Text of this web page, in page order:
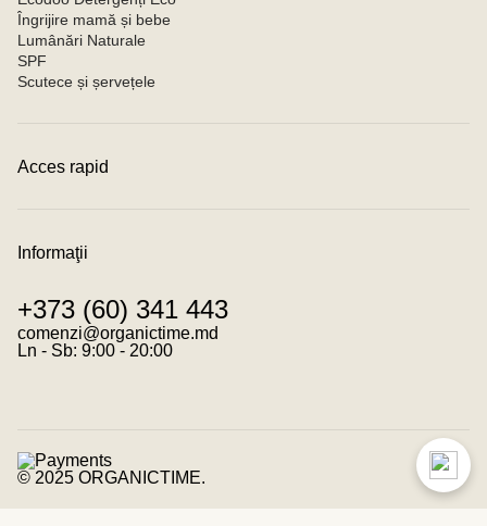
Îngrijire mamă și bebe
Lumânări Naturale
SPF
Scutece și șervețele
Acces rapid
Condiții de livrare
Program de loialitate
Informaţii
Despre cookies
Termeni și condiții
Politica de confidențialitate
+373 (60) 341 443
comenzi@organictime.md
Ln - Sb: 9:00 - 20:00
© 2025 ORGANICTIME.